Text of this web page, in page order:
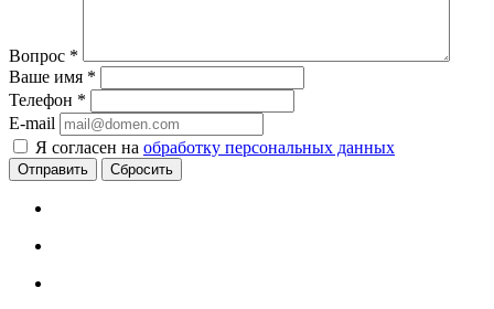
Вопрос *
Ваше имя *
Телефон *
E-mail
Я согласен на обработку персональных данных
Сбросить